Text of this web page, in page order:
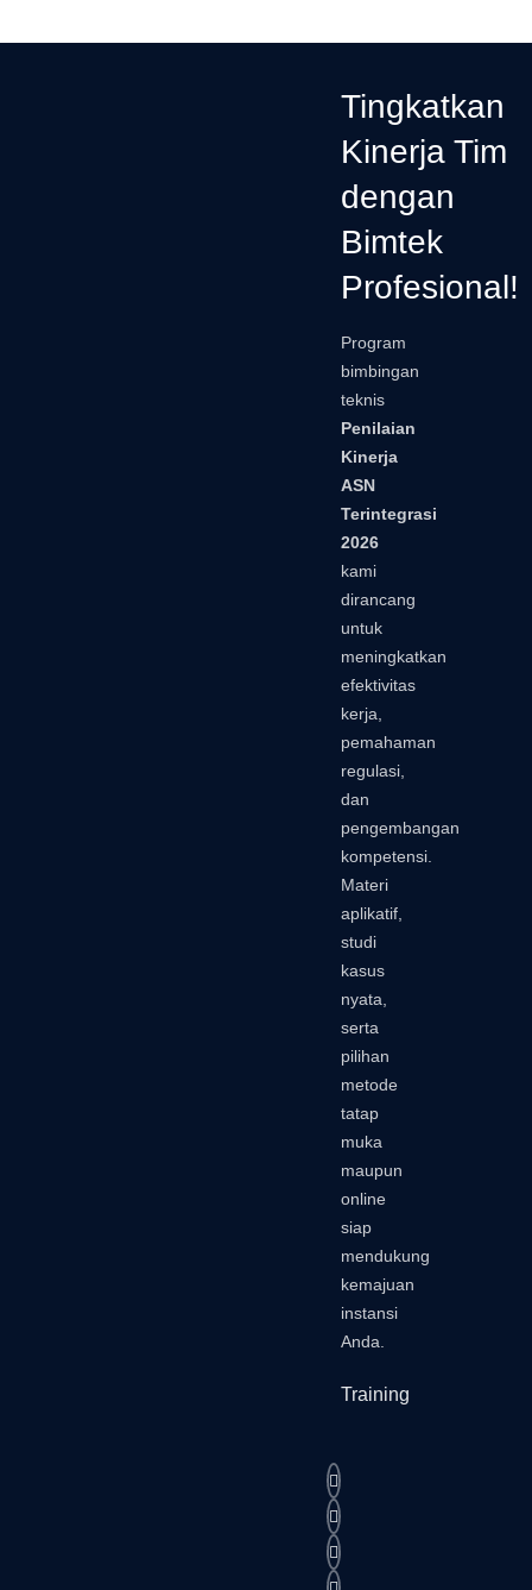
Tingkatkan
Kinerja Tim
dengan
Bimtek
Profesional!
Program
bimbingan
teknis
Penilaian
Kinerja
ASN
Terintegrasi
2026
kami
dirancang
untuk
meningkatkan
efektivitas
kerja,
pemahaman
regulasi,
dan
pengembangan
kompetensi.
Materi
aplikatif,
studi
kasus
nyata,
serta
pilihan
metode
tatap
muka
maupun
online
siap
mendukung
kemajuan
instansi
Anda.
Training